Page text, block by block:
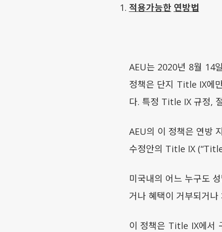
적용가능한 연방법
AEU는 2020년 8월 14
정책은 단지 Title IX에
다. 특정 Title IX 규정,
AEU의 이 정책은 연방
수정안의 Title IX
미국내의 어느 누구도
거나 혜택이 거부되거
이 정책은 Title IX에서